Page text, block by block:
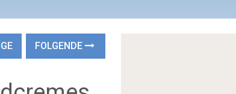
FOLGENDE